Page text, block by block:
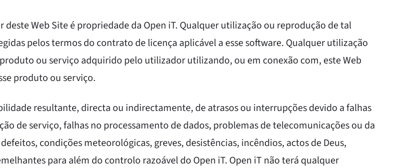
Web Site é propriedade da Open iT. Qualquer utilização ou reprodução de tal
pelos termos do contrato de licença aplicável a esse software. Qualquer utilização
ou serviço adquirido pelo utilizador utilizando, ou em conexão com, este Web
produto ou serviço.
resultante, directa ou indirectamente, de atrasos ou interrupções devido a falhas
de serviço, falhas no processamento de dados, problemas de telecomunicações ou da
condições meteorológicas, greves, desistências, incêndios, actos de Deus,
para além do controlo razoável do Open iT. Open iT não terá qualquer